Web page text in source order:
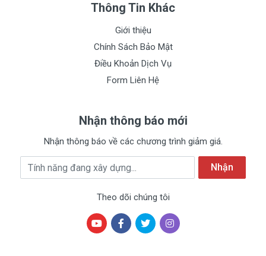
Mặt Nạ Giấy Dưỡng Trắng Da Mụn Cấp
Ẩm Thải Độc Ha Images - Mn02
Mua Ngay
Thông Tin Khác
Giới thiệu
Chính Sách Bảo Mật
Điều Khoản Dịch Vụ
Form Liên Hệ
Nhận thông báo mới
Nhận thông báo về các chương trình giảm giá.
Địa chỉ Email Nhận
Theo dõi chúng tôi